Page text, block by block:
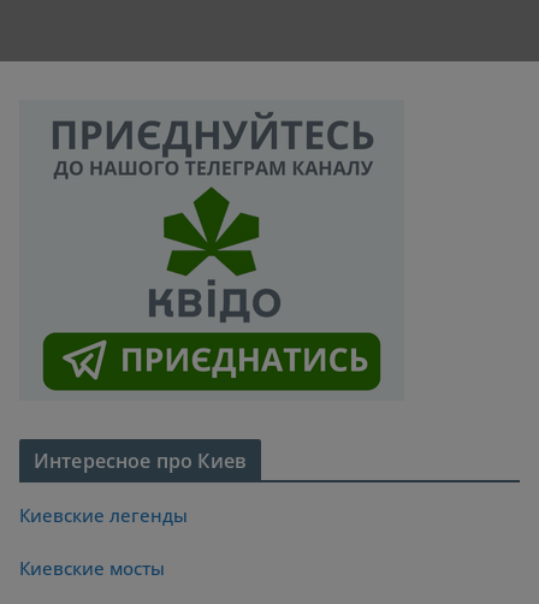
Интересное про Киев
Киевские легенды
Киевские мосты